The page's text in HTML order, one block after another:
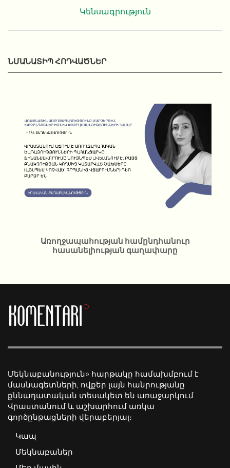
Կենսագրություն
ՆՄԱՆԱՏԻՊ ՀՈԴՎԱԾՆԵՐ
Առողջապահության համընդհանուր
հասանելիության գաղափարը
Մեկնաբանություն» հարթակը համախմբում է
մասնագետների, ովքեր լայն հանրությանը
քննադատական տեսակետ են առաջարկում
Վրաստանում և աշխարհում առկա
գործընթացների վերաբերյալ։
Կապ
Մեկնաբաներ